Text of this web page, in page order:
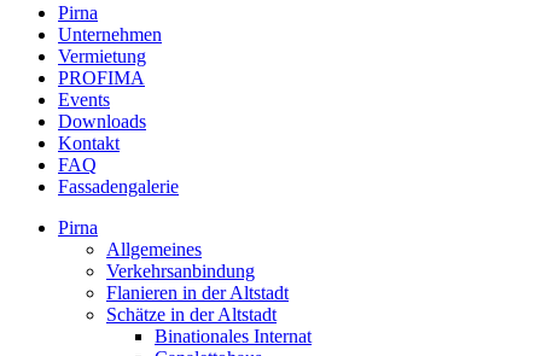
Pirna
Unternehmen
Vermietung
PROFIMA
Events
Downloads
Kontakt
FAQ
Fassadengalerie
Pirna
Allgemeines
Verkehrsanbindung
Flanieren in der Altstadt
Schätze in der Altstadt
Binationales Internat